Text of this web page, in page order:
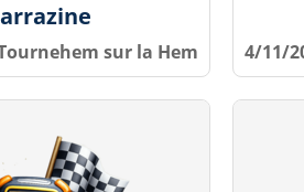
sur la Hem 4/11/